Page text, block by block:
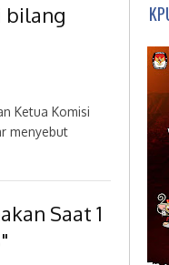
bilang
Ketua Komisi
menyebut
Saat 1